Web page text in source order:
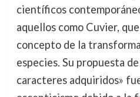
científicos
aquellos como Cuvier,
concepto de la
especies. Su propuesta
caracteres adquiridos»